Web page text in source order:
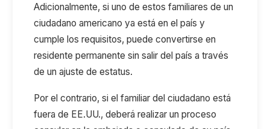
Adicionalmente, si uno de estos familiares de un
ciudadano americano ya está en el país y
cumple los requisitos, puede convertirse en
residente permanente sin salir del país a través
de un ajuste de estatus.
Por el contrario, si el familiar del ciudadano está
fuera de EE.UU., deberá realizar un proceso